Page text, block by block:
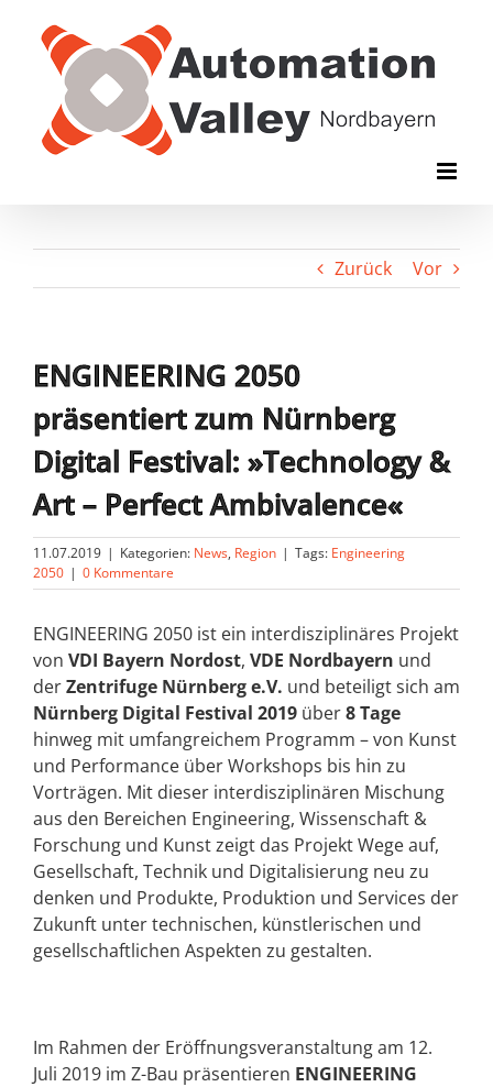
Inhalt
springen
Zurück Vor
ENGINEERING 2050
präsentiert zum Nürnberg
Digital Festival: »Technology &
Art – Perfect Ambivalence«
11.07.2019 | Kategorien: News, Region | Tags: Engineering
2050 | 0 Kommentare
ENGINEERING 2050 ist ein interdisziplinäres Projekt
von VDI Bayern Nordost, VDE Nordbayern und
derZentrifuge Nürnberg e.V. und beteiligt sich am
Nürnberg Digital Festival 2019 über8 Tage
hinweg mit umfangreichem Programm – von Kunst
und Performance über Workshops bis hin zu
Vorträgen. Mit dieser interdisziplinären Mischung
aus den Bereichen Engineering, Wissenschaft &
Forschung und Kunst zeigt das Projekt Wege auf,
Gesellschaft, Technik und Digitalisierung neu zu
denken und Produkte, Produktion und Services der
Zukunft unter technischen, künstlerischen und
gesellschaftlichen Aspekten zu gestalten.
Im Rahmen der Eröffnungsveranstaltung am 12.
Juli 2019 im Z-Bau präsentieren ENGINEERING